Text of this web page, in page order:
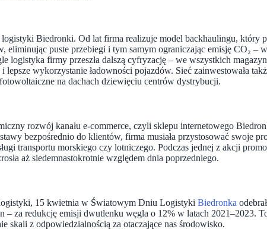
Biedronki. Od lat firma realizuje model backhaulingu, który
eliminując puste przebiegi i tym samym ograniczając emisję CO₂ –
logistyka firmy przeszła dalszą cyfryzację – we wszystkich
lepsze wykorzystanie ładowności pojazdów. Sieć zainwestowała
na dachach dziewięciu centrów dystrybucji.
rozwój kanału e-commerce, czyli sklepu internetowego
bezpośrednio do klientów, firma musiała przystosować swoje
transportu morskiego czy lotniczego. Podczas jednej z akcji
aż siedemnastokrotnie względem dnia poprzedniego.
15 kwietnia w Światowym Dniu Logistyki Biedronka
– za redukcję emisji dwutlenku węgla o 12% w latach 2021–2023.
skali z odpowiedzialnością za otaczające nas środowisko.